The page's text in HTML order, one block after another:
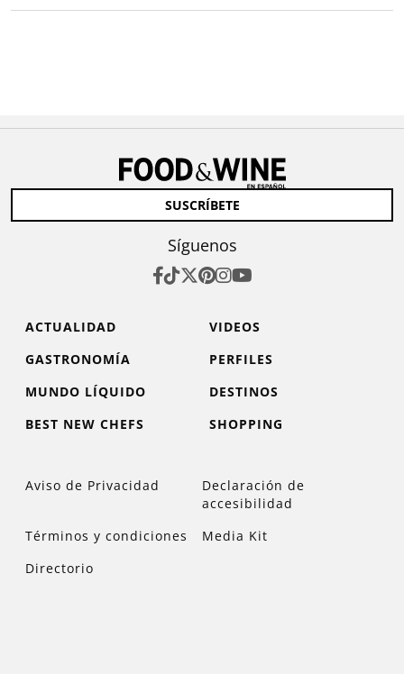
SUSCRÍBETE
Síguenos
ACTUALIDAD
VIDEOS
GASTRONOMÍA
PERFILES
MUNDO LÍQUIDO
DESTINOS
BEST NEW CHEFS
SHOPPING
Aviso de Privacidad
Declaración de
accesibilidad
Términos y condiciones
Media Kit
Directorio